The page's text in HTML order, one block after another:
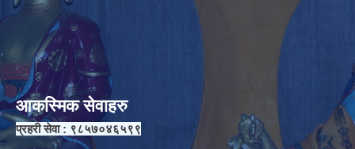
आकस्मिक सेवाहरु
प्रहरी सेवा : ९८५७०४६५९९